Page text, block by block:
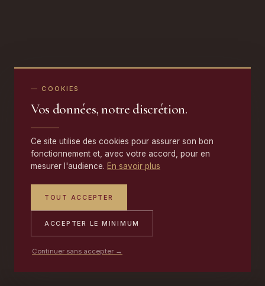
— COOKIES
Vos données, notre discrétion.
Ce site utilise des cookies pour assurer son bon
fonctionnement et, avec votre accord, pour en
mesurer l'audience. En savoir plus
TOUT ACCEPTER
ACCEPTER LE MINIMUM
Continuer sans accepter →